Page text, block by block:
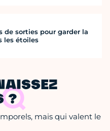
de sorties pour garder la
les étoiles
?
mais qui valent le